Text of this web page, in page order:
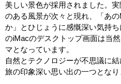
美しい景色が採用されました。
のある風景が次々と現れ、「あ
か」とひじょうに感慨深い気持
のiMacのデスクトップ画面は当
マとなっています。
自然とテクノロジーが不思議に
旅の印象深い思い出の一つとなり